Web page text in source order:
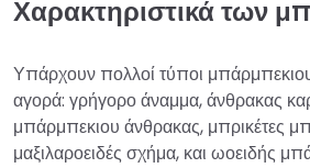
Χαρακτηριστικά των
Υπάρχουν πολλοί τύποι
αγορά: γρήγορο άναμμα, άνθρακας
μπάρμπεκιου άνθρακας, μπρικέτες
μαξιλαροειδές σχήμα, και ωοειδής